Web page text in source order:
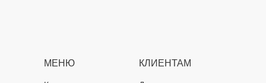
МЕНЮ КЛИЕНТАМ